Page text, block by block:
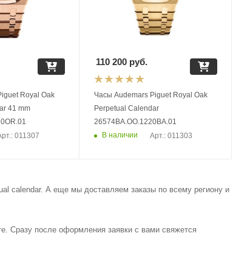
Oak
41 mm
011307
Часы Audemars Piguet Royal Oak
Perpetual Calendar
26574BA.OO.1220BA.01
В наличии
Арт.: 011303
110 200руб.
calendar. А еще мы доставляем заказы по всему региону и
Сразу после оформления заявки с вами свяжется